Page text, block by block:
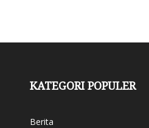
KATEGORI POPULER
Berita